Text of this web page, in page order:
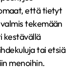
että tietyt
tekemään
kestävällä
tai etsiä
menoihin.